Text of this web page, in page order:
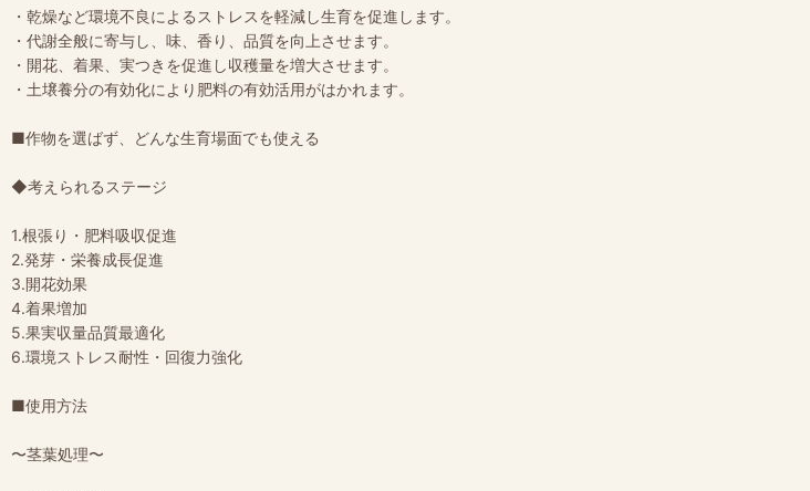
・乾燥など環境不良によるストレスを軽減し生育を促進します。
・代謝全般に寄与し、味、香り、品質を向上させます。
・開花、着果、実つきを促進し収穫量を増大させます。
・土壌養分の有効化により肥料の有効活用がはかれます。
■作物を選ばず、どんな生育場面でも使える
◆考えられるステージ
1.根張り・肥料吸収促進
2.発芽・栄養成長促進
3.開花効果
4.着果増加
5.果実収量品質最適化
6.環境ストレス耐性・回復力強化
■使用方法
〜茎葉処理〜